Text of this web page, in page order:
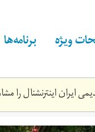
ویژه برنامه‌ها
ایران اینترنشنال را